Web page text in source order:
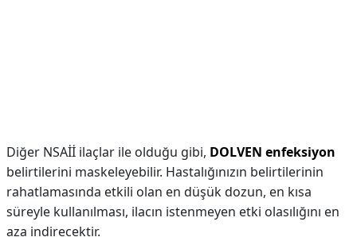
Diğer NSAİİ ilaçlar ile olduğu gibi, DOLVEN enfeksiyon
belirtilerini maskeleyebilir. Hastalığınızın belirtilerinin
rahatlamasında etkili olan en düşük dozun, en kısa
süreyle kullanılması, ilacın istenmeyen etki olasılığını en
aza indirecektir.